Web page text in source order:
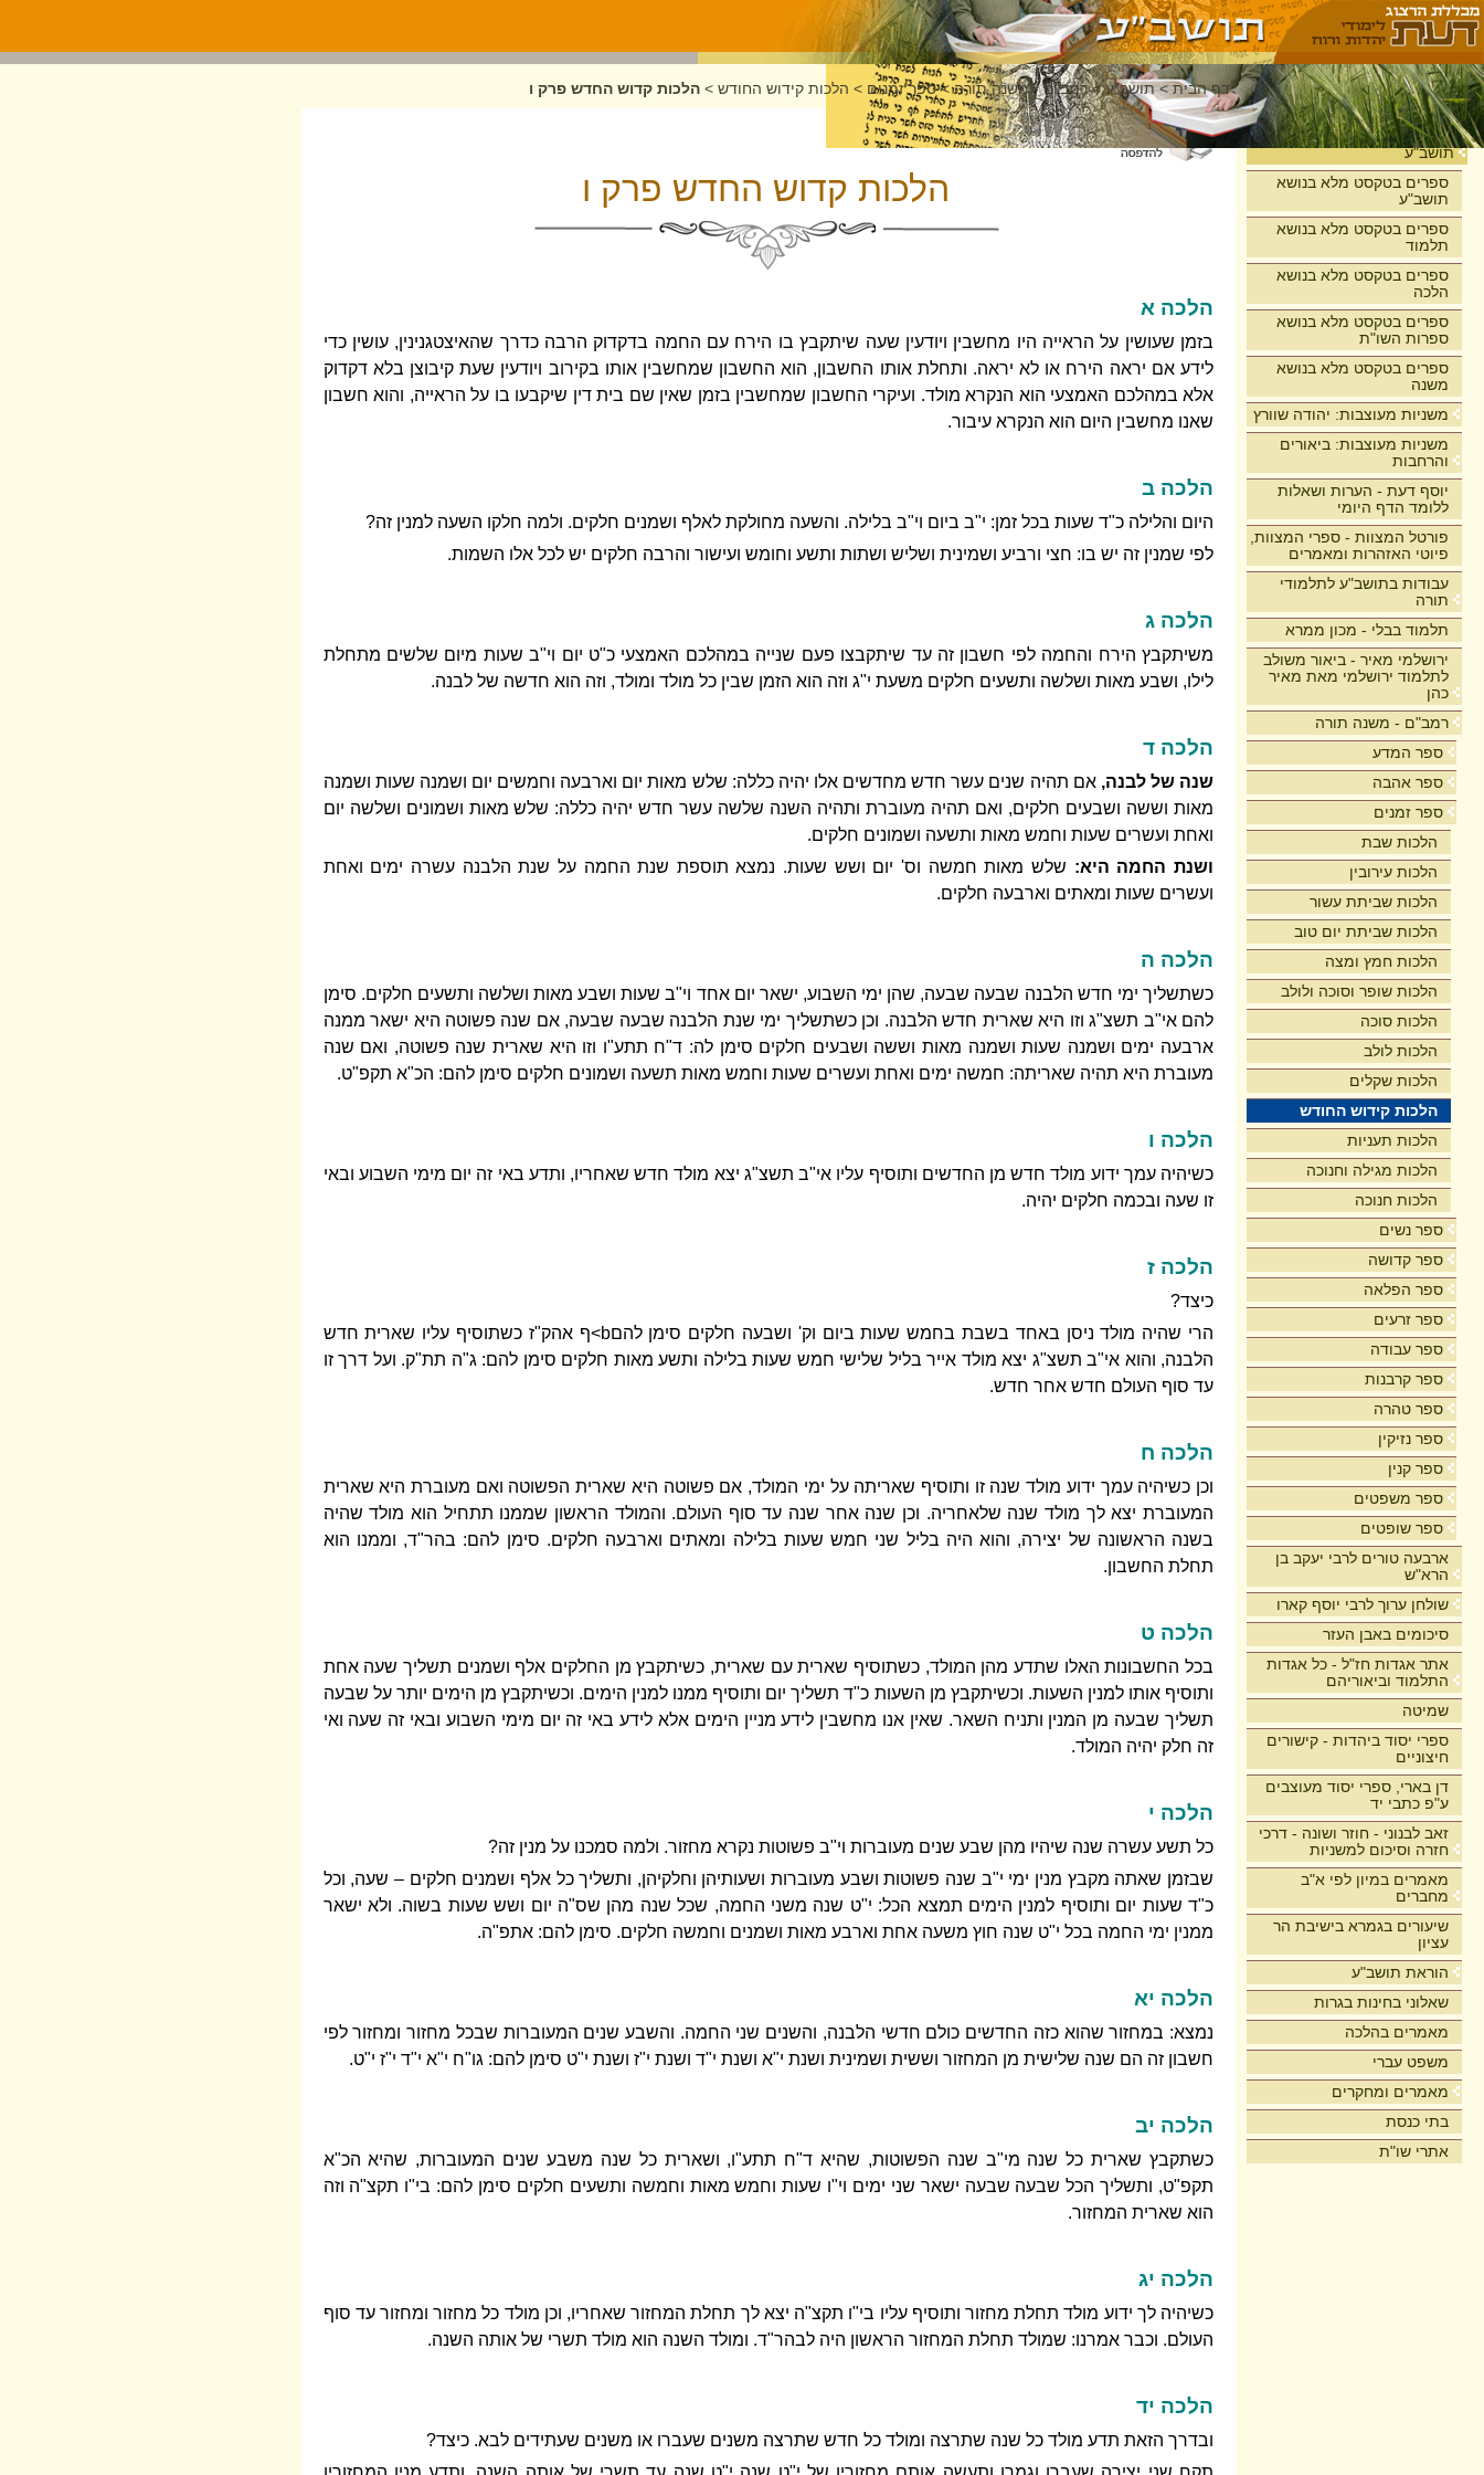
בית
תושב"ע
ספרים בטקסט מלא בנושא
תושב"ע
ספרים בטקסט מלא בנושא
תלמוד
ספרים בטקסט מלא בנושא
הלכה
ספרים בטקסט מלא בנושא
ספרות השו"ת
ספרים בטקסט מלא בנושא
משנה
משניות מעוצבות: יהודה שוורץ
משניות מעוצבות: ביאורים
והרחבות
יוסף דעת - הערות ושאלות
ללומד הדף היומי
פורטל המצוות - ספרי המצוות,
פיוטי האזהרות ומאמרים
עבודות בתושב"ע לתלמודי
תורה
תלמוד בבלי - מכון ממרא
ירושלמי מאיר - ביאור משולב
לתלמוד ירושלמי מאת מאיר
כהן
רמב"ם - משנה תורה
ספר המדע
ספר אהבה
ספר זמנים
הלכות שבת
הלכות עירובין
הלכות שביתת עשור
הלכות שביתת יום טוב
הלכות חמץ ומצה
הלכות שופר וסוכה ולולב
הלכות סוכה
הלכות לולב
הלכות שקלים
הלכות קידוש החודש
הלכות תעניות
הלכות מגילה וחנוכה
הלכות חנוכה
ספר נשים
ספר קדושה
ספר הפלאה
ספר זרעים
ספר עבודה
ספר קרבנות
ספר טהרה
ספר נזיקין
ספר קנין
ספר משפטים
ספר שופטים
ארבעה טורים לרבי יעקב בן
הרא"ש
שולחן ערוך לרבי יוסף קארו
סיכומים באבן העזר
אתר אגדות חז"ל - כל אגדות
התלמוד וביאוריהם
שמיטה
ספרי יסוד ביהדות - קישורים
חיצוניים
דן בארי, ספרי יסוד מעוצבים
ע"פ כתבי יד
זאב לבנוני - חוזר ושונה - דרכי
חזרה וסיכום למשניות
מאמרים במיון לפי א"ב
מחברים
שיעורים בגמרא בישיבת הר
עציון
הוראת תושב"ע
שאלוני בחינות בגרות
מאמרים בהלכה
משפט עברי
מאמרים ומחקרים
בתי כנסת
אתרי שו"ת
דף הבית >תושב"ע >רמב"ם - משנה תורה>ספר זמנים > הלכות קידוש החודש > הלכות קדוש החדש פרק ו
הלכות קדוש החדש פרק ו
הלכה א
בזמן שעושין על הראייה היו מחשבין ויודעין שעה שיתקבץ בו הירח עם החמה בדקדוק הרבה כדרך שהאיצטגנינין, עושין כדי
לידע אם יראה הירח או לא יראה. ותחלת אותו החשבון, הוא החשבון שמחשבין אותו בקירוב ויודעין שעת קיבוצן בלא דקדוק
אלא במהלכם האמצעי הוא הנקרא מולד. ועיקרי החשבון שמחשבין בזמן שאין שם בית דין שיקבעו בו על הראייה, והוא חשבון
שאנו מחשבין היום הוא הנקרא עיבור.
הלכה ב
היום והלילה כ"ד שעות בכל זמן: י"ב ביום וי"ב בלילה. והשעה מחולקת לאלף ושמנים חלקים. ולמה חלקו השעה למנין זה?
לפי שמנין זה יש בו: חצי ורביע ושמינית ושליש ושתות ותשע וחומש ועישור והרבה חלקים יש לכל אלו השמות.
הלכה ג
משיתקבץ הירח והחמה לפי חשבון זה עד שיתקבצו פעם שנייה במהלכם האמצעי כ"ט יום וי"ב שעות מיום שלשים מתחלת
לילו, ושבע מאות ושלשה ותשעים חלקים משעת י"ג וזה הוא הזמן שבין כל מולד ומולד, וזה הוא חדשה של לבנה.
הלכה ד
שנה של לבנה, אם תהיה שנים עשר חדש מחדשים אלו יהיה כללה: שלש מאות יום וארבעה וחמשים יום ושמנה שעות ושמנה
מאות וששה ושבעים חלקים, ואם תהיה מעוברת ותהיה השנה שלשה עשר חדש יהיה כללה: שלש מאות ושמונים ושלשה יום
ואחת ועשרים שעות וחמש מאות ותשעה ושמונים חלקים.
ושנת החמה היא: שלש מאות חמשה וס' יום ושש שעות. נמצא תוספת שנת החמה על שנת הלבנה עשרה ימים ואחת
ועשרים שעות ומאתים וארבעה חלקים.
הלכה ה
כשתשליך ימי חדש הלבנה שבעה שבעה, שהן ימי השבוע, ישאר יום אחד וי"ב שעות ושבע מאות ושלשה ותשעים חלקים. סימן
להם אי"ב תשצ"ג וזו היא שארית חדש הלבנה. וכן כשתשליך ימי שנת הלבנה שבעה שבעה, אם שנה פשוטה היא ישאר ממנה
ארבעה ימים ושמנה שעות ושמנה מאות וששה ושבעים חלקים סימן לה: ד"ח תתע"ו וזו היא שארית שנה פשוטה, ואם שנה
מעוברת היא תהיה שאריתה: חמשה ימים ואחת ועשרים שעות וחמש מאות תשעה ושמונים חלקים סימן להם: הכ"א תקפ"ט.
הלכה ו
כשיהיה עמך ידוע מולד חדש מן החדשים ותוסיף עליו אי"ב תשצ"ג יצא מולד חדש שאחריו, ותדע באי זה יום מימי השבוע ובאי
זו שעה ובכמה חלקים יהיה.
הלכה ז
כיצד?
הרי שהיה מולד ניסן באחד בשבת בחמש שעות ביום וק' ושבעה חלקים סימן להםb>ף אהק"ז כשתוסיף עליו שארית חדש
הלבנה, והוא אי"ב תשצ"ג יצא מולד אייר בליל שלישי חמש שעות בלילה ותשע מאות חלקים סימן להם: ג"ה תת"ק. ועל דרך זו
עד סוף העולם חדש אחר חדש.
הלכה ח
וכן כשיהיה עמך ידוע מולד שנה זו ותוסיף שאריתה על ימי המולד, אם פשוטה היא שארית הפשוטה ואם מעוברת היא שארית
המעוברת יצא לך מולד שנה שלאחריה. וכן שנה אחר שנה עד סוף העולם. והמולד הראשון שממנו תתחיל הוא מולד שהיה
בשנה הראשונה של יצירה, והוא היה בליל שני חמש שעות בלילה ומאתים וארבעה חלקים. סימן להם: בהר"ד, וממנו הוא
תחלת החשבון.
הלכה ט
בכל החשבונות האלו שתדע מהן המולד, כשתוסיף שארית עם שארית, כשיתקבץ מן החלקים אלף ושמנים תשליך שעה אחת
ותוסיף אותו למנין השעות. וכשיתקבץ מן השעות כ"ד תשליך יום ותוסיף ממנו למנין הימים. וכשיתקבץ מן הימים יותר על שבעה
תשליך שבעה מן המנין ותניח השאר. שאין אנו מחשבין לידע מניין הימים אלא לידע באי זה יום מימי השבוע ובאי זה שעה ואי
זה חלק יהיה המולד.
הלכה י
כל תשע עשרה שנה שיהיו מהן שבע שנים מעוברות וי"ב פשוטות נקרא מחזור. ולמה סמכנו על מנין זה?
שבזמן שאתה מקבץ מנין ימי י"ב שנה פשוטות ושבע מעוברות ושעותיהן וחלקיהן, ותשליך כל אלף ושמנים חלקים – שעה, וכל
כ"ד שעות יום ותוסיף למנין הימים תמצא הכל: י"ט שנה משני החמה, שכל שנה מהן שס"ה יום ושש שעות בשוה. ולא ישאר
ממנין ימי החמה בכל י"ט שנה חוץ משעה אחת וארבע מאות ושמנים וחמשה חלקים. סימן להם: אתפ"ה.
הלכה יא
נמצא: במחזור שהוא כזה החדשים כולם חדשי הלבנה, והשנים שני החמה. והשבע שנים המעוברות שבכל מחזור ומחזור לפי
חשבון זה הם שנה שלישית מן המחזור וששית ושמינית ושנת י"א ושנת י"ד ושנת י"ז ושנת י"ט סימן להם: גו"ח י"א י"ד י"ז י"ט.
הלכה יב
כשתקבץ שארית כל שנה מי"ב שנה הפשוטות, שהיא ד"ח תתע"ו, ושארית כל שנה משבע שנים המעוברות, שהיא הכ"א
תקפ"ט, ותשליך הכל שבעה שבעה ישאר שני ימים וי"ו שעות וחמש מאות וחמשה ותשעים חלקים סימן להם: בי"ו תקצ"ה וזה
הוא שארית המחזור.
הלכה יג
כשיהיה לך ידוע מולד תחלת מחזור ותוסיף עליו בי"ו תקצ"ה יצא לך תחלת המחזור שאחריו, וכן מולד כל מחזור ומחזור עד סוף
העולם. וכבר אמרנו: שמולד תחלת המחזור הראשון היה לבהר"ד. ומולד השנה הוא מולד תשרי של אותה השנה.
הלכה יד
ובדרך הזאת תדע מולד כל שנה שתרצה ומולד כל חדש שתרצה משנים שעברו או משנים שעתידים לבא. כיצד?